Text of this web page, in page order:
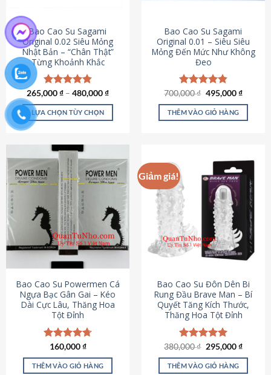
Bao Cao Su Sagami
Original 0.02 Siêu Mỏng
Nhật Bản – “Chân Thật”
Từng Khoảnh Khắc
Được xếp
hạng4.87
5 sao
265,000₫ – 480,000₫
LỰA CHỌN TÙY CHỌN
này
có
nhiều
biến
thể.
Các
tùy
chọn
có
chọn
trên
trang
sản
phẩm
Bao Cao Su Sagami
Original 0.01 – Siêu Siêu
Mỏng Đến Mức Như Không
Đeo
Được xếp
hạng4.83
5 sao
700,000₫ Giá
là:
700,000 ₫.
495,000₫Giá
tại
THÊM VÀO GIỎ HÀNG
Bao Cao Su Powermen Cá
Ngựa Bạc Gân Gai – Kéo
Dài Cực Lâu, Thăng Hoa
Tột Đỉnh
Được xếp
hạng4.73
5 sao
160,000₫
THÊM VÀO GIỎ HÀNG
Giảm giá!
Bao Cao Su Đôn Dên Bi
Rung Đầu Brave Man – Bí
Quyết Tăng Kích Thước,
Thăng Hoa Tột Đỉnh
Được xếp
hạng5.00
5 sao
380,000₫ Giá
là:
380,000 ₫.
295,000₫Giá
tại
THÊM VÀO GIỎ HÀNG